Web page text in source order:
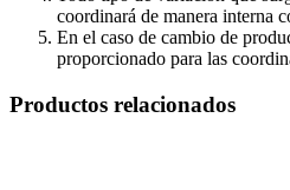
coordinará de manera interna
En el caso de cambio de
proporcionado para las
Productos relacionados